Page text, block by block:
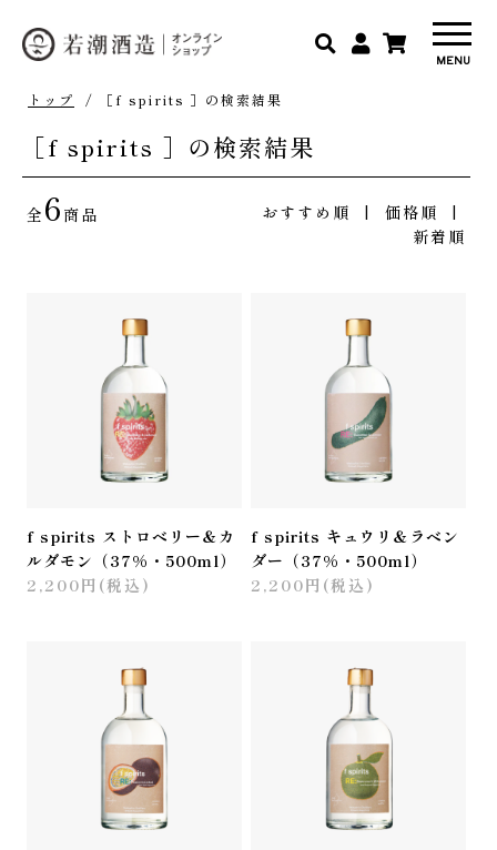
トップ / ［f spirits ］の検索結果
［f spirits ］の検索結果
全 6 商品 おすすめ順 | 価格順 |
新着順
f spirits ストロベリー＆カ
ルダモン（37%・500ml）
2,200円(税込)
f spirits キュウリ＆ラベン
ダー（37%・500ml）
2,200円(税込)